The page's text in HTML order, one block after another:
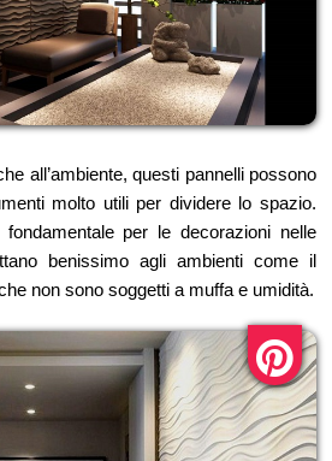
all’ambiente, questi pannelli possono
molto utili per dividere lo spazio.
per le decorazioni nelle
benissimo agli ambienti come il
non sono soggetti a muffa e umidità.